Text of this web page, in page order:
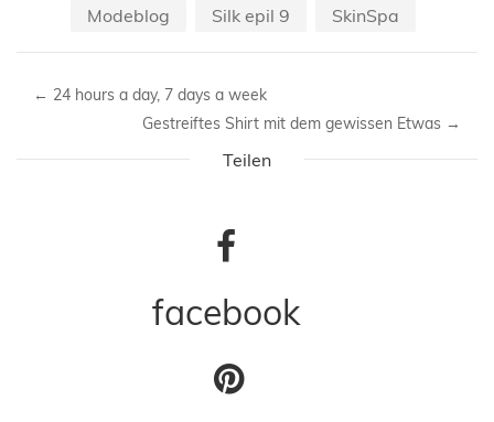
Modeblog
Silk epil 9 SkinSpa
← 24 hours a day, 7 days a week
Gestreiftes Shirt mit dem gewissen Etwas →
Teilen
facebook